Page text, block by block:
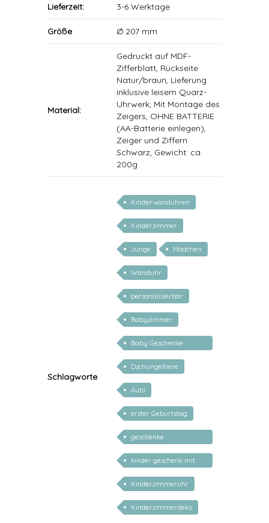
Lieferzeit: 3-6 Werktage
Größe Ø 207 mm
Material:
Gedruckt auf MDF-
Zifferblatt, Rückseite
Natur/braun, Lieferung
inklusive leisem Quarz-
Uhrwerk, Mit Montage des
Zeigers, OHNE BATTERIE
(AA-Batterie einlegen),
Zeiger und Ziffern
Schwarz, Gewicht: ca.
200g
Schlagworte
Kinderwanduhren
Kinderzimmer
Junge Mädchen
Wanduhr
personalisierbar
Babyzimmer
Baby Geschenke
personalisierbar
Dschungeltiere
Auto
erster Geburtstag
geschenke
personalisiert kinder
kinder geschenk mit
namen
Kinderzimmeruhr
Kinderzimmerdeko